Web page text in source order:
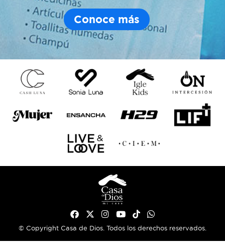
Conoce más
© Copyright Casa de Dios. Todos los derechos reservados.